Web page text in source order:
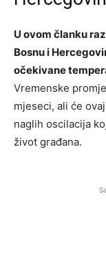
U ovom članku
Bosnu i
očekivane
Vremenske
mjeseci, ali će
naglih oscilacija
život građana.